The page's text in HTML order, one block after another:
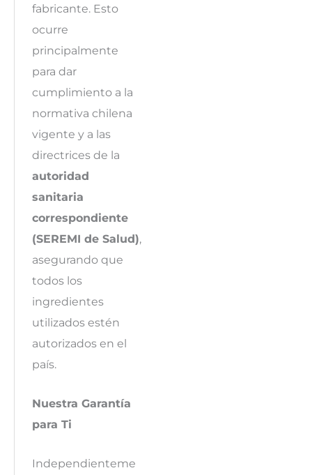
fabricante. Esto
ocurre
principalmente
para dar
cumplimiento a la
normativa chilena
vigente y a las
directrices de la
autoridad
sanitaria
correspondiente
(SEREMI de Salud),
asegurando que
todos los
ingredientes
utilizados estén
autorizados en el
país.
Nuestra Garantía
para Ti
Independienteme